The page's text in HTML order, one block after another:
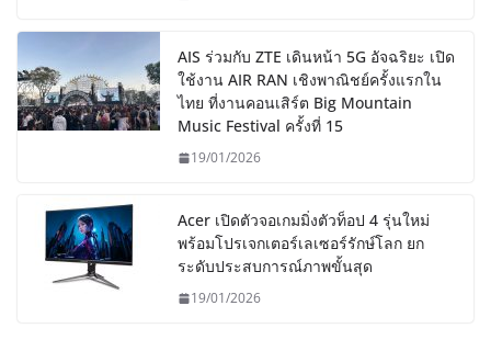
AIS ร่วมกับ ZTE เดินหน้า 5G อัจฉริยะ เปิด
ใช้งาน AIR RAN เชิงพาณิชย์ครั้งแรกใน
ไทย ที่งานคอนเสิร์ต Big Mountain
Music Festival ครั้งที่ 15
19/01/2026
Acer เปิดตัวจอเกมมิ่งตัวท็อป 4 รุ่นใหม่
พร้อมโปรเจกเตอร์เลเซอร์รักษ์โลก ยก
ระดับประสบการณ์ภาพขั้นสุด
19/01/2026